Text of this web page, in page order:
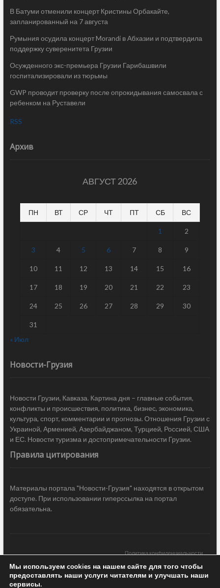
В Батуми отменили концерт Кристины Орбакайте,
запланированный на 7 августа
Румыния осудила концерт Morandi в Абхазии и подтвердила
поддержку суверенитета Грузии
Осужденного экс-премьера Грузии Гарибашвили
госпитализировали из тюрьмы
GWP проводит проверку после опрокидывания самосвала с
ребенком на Руставели
RSS
Архив
АВГУСТ 2026
ПН ВТ СР ЧТ ПТ СБ ВС
1 2
3 4 5 6 7 8 9
10 11 12 13 14 15 16
17 18 19 20 21 22 23
24 25 26 27 28 29 30
31
« Июл
Новости-Грузия
Новости Грузии, Кавказа. Картина дня – главные события,
конфликты и происшествия, политика, бизнес, экономика,
культура, спорт, комментарии и прогнозы. Отношения Грузии с
Украиной, Арменией, Азербайджаном, Турцией, Россией, США
и ЕС. Новости туризма и достопримечательности Грузии.
Правила цитирования
Материалы портала "Новости-Грузия" находятся в открытом
доступе. При использовании гиперссылка на портал
обязательна.
Политика конфиденциальности
Новости Грузии| Black Sea Press LTD © 2020 All Rights Reserved /
Design & development —
Мы используем cookies на нашем сайте для того чтобы
предоставлять наши услуги читателям и улучшать наши
сервисы.